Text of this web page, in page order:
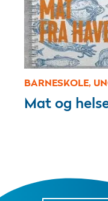
BARNESKOLE,
Mat og